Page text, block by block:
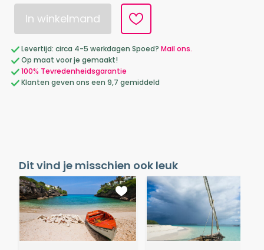
In winkelmand
Levertijd: circa 4-5 werkdagen Spoed? Mail ons.
Op maat voor je gemaakt!
100% Tevredenheidsgarantie
Klanten geven ons een 9,7 gemiddeld
Dit vind je misschien ook leuk